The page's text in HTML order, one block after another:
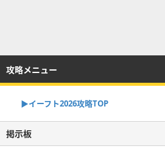
攻略メニュー
▶イーフト2026攻略TOP
掲示板